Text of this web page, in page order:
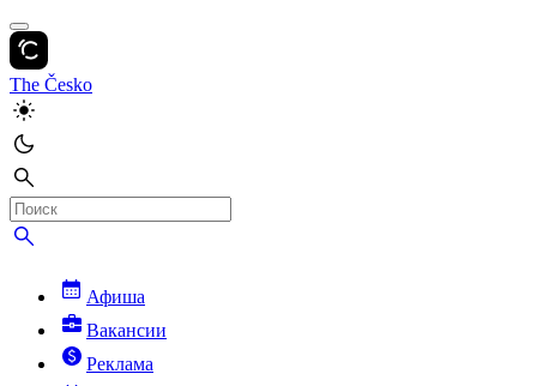
The Česko
Афиша
Вакансии
Реклама